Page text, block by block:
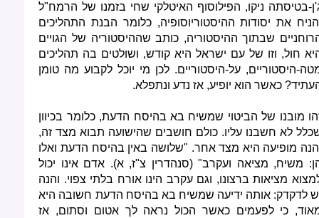
בטיסתה ניקו, הפילוסוף האיטלקי שחי בזמנו של הרמח"ל
את יסודות ההיסטוריוסופיה, כלומר הבנת התהליכים
שבתוך ההיסטוריה, כותב שההיסטוריה של הגויים
חול, וזו של עם ישראל היא קודש, ושולטים בה תהליכים
היסטוריים, על-היסטוריים. לכן מי יוכל לקבוע מה טומן
כאשר הוא יופיע, אז נדע ונתפלא.
מובנו של הביטוי שמשיח בא בהיסח הדעת, כלומר בכיוון
לא חשבנו עליו. כולם חושבים שהישועה תבוא מצד זה,
מופיעה היא מצד אחר. "שלושה באין בהיסח הדעת ואלו
משיח, מציאה ועקרב" (סנהדרין צ"ז, א). אדם אינו יכול
מציאות ברצונו, וגם עקרב הינו אורח בלתי צפוי. והנה
לדקדק: אותה ידיעה שמשיח בא בהיסח הדעת חשובה היא
כי לפעמים כאשר הכול נראה לך אטום וסתום, אז